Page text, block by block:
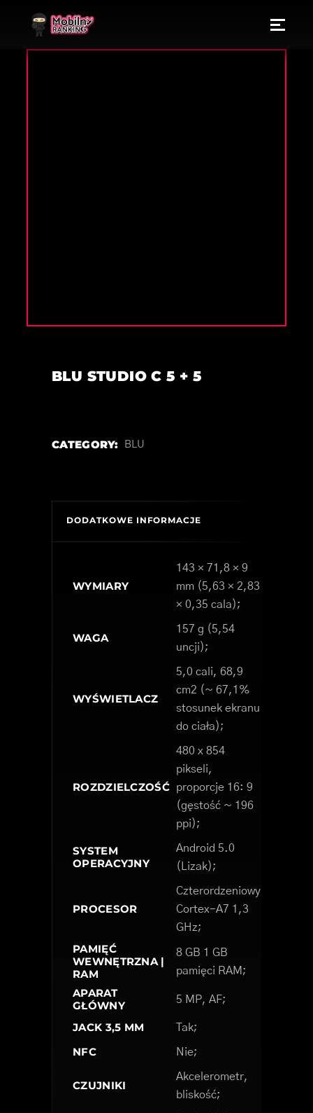
BLU STUDIO C 5 + 5
CATEGORY: BLU
DODATKOWE INFORMACJE
WYMIARY
143 × 71,8 × 9
mm (5,63 × 2,83
× 0,35 cala);
WAGA
157 g (5,54
uncji);
WYŚWIETLACZ
5,0 cali, 68,9
cm2 (~ 67,1%
stosunek ekranu
do ciała);
ROZDZIELCZOŚĆ
480 x 854
pikseli,
proporcje 16: 9
(gęstość ~ 196
ppi);
SYSTEM
OPERACYJNY
Android 5.0
(Lizak);
PROCESOR
Czterordzeniowy
Cortex-A7 1,3
GHz;
PAMIĘĆ
WEWNĘTRZNA |
RAM
8 GB 1 GB
pamięci RAM;
APARAT
GŁÓWNY
5 MP, AF;
JACK 3,5 MM Tak;
NFC Nie;
CZUJNIKI
Akcelerometr,
bliskość;